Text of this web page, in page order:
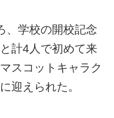
、学校の開校記念
計4人で初めて来
スコットキャラク
迎えられた。